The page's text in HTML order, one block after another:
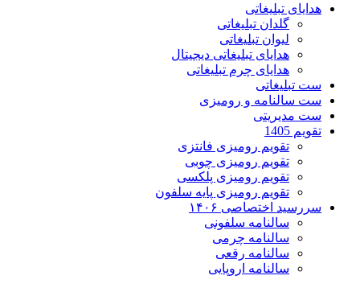
هدایای تبلیغاتی
گلدان تبلیغاتی
لیوان تبلیغاتی
هدایای تبلیغاتی دیجیتال
هدایای چرم تبلیغاتی
ست تبلیغاتی
ست سالنامه و رومیزی
ست مدیریتی
تقویم 1405
تقویم رومیزی فانتزی
تقویم رومیزی چوبی
تقویم رومیزی پلکسی
تقویم رومیزی پایه سلفون
سررسید اختصاصی ۱۴۰۶
سالنامه سلفونی
سالنامه چرمی
سالنامه رقعی
سالنامه اروپایی